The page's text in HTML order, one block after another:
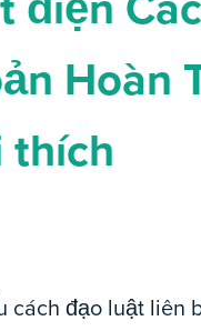
Hoàn
thích
cách đạo luật liên